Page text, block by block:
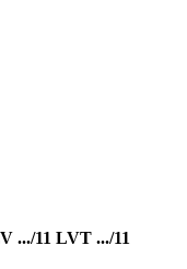
.../11 LVT .../11